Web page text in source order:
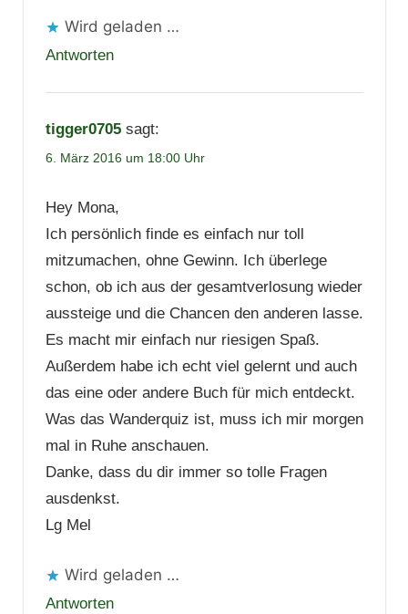
Wird geladen …
Antworten
tigger0705 sagt:
6. März 2016 um 18:00 Uhr
Hey Mona,
Ich persönlich finde es einfach nur toll
mitzumachen, ohne Gewinn. Ich überlege
schon, ob ich aus der gesamtverlosung wieder
aussteige und die Chancen den anderen lasse.
Es macht mir einfach nur riesigen Spaß.
Außerdem habe ich echt viel gelernt und auch
das eine oder andere Buch für mich entdeckt.
Was das Wanderquiz ist, muss ich mir morgen
mal in Ruhe anschauen.
Danke, dass du dir immer so tolle Fragen
ausdenkst.
Lg Mel
Wird geladen …
Antworten